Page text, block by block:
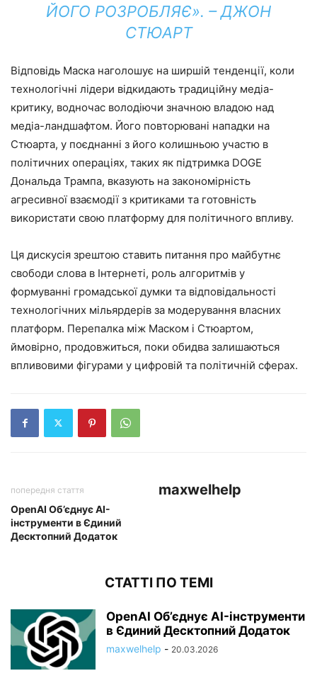
ЙОГО РОЗРОБЛЯЄ». – ДЖОН
СТЮАРТ
Відповідь Маска наголошує на ширшій тенденції, коли
технологічні лідери відкидають традиційну медіа-
критику, водночас володіючи значною владою над
медіа-ландшафтом. Його повторювані нападки на
Стюарта, у поєднанні з його колишньою участю в
політичних операціях, таких як підтримка DOGE
Дональда Трампа, вказують на закономірність
агресивної взаємодії з критиками та готовність
використати свою платформу для політичного впливу.
Ця дискусія зрештою ставить питання про майбутнє
свободи слова в Інтернеті, роль алгоритмів у
формуванні громадської думки та відповідальності
технологічних мільярдерів за модерування власних
платформ. Перепалка між Маском і Стюартом,
ймовірно, продовжиться, поки обидва залишаються
впливовими фігурами у цифровій та політичній сферах.
попередня стаття
OpenAI Об’єднує AI-
інструменти в Єдиний
Десктопний Додаток
maxwelhelp
СТАТТІ ПО ТЕМІ
OpenAI Об’єднує AI-інструменти
в Єдиний Десктопний Додаток
maxwelhelp - 20.03.2026